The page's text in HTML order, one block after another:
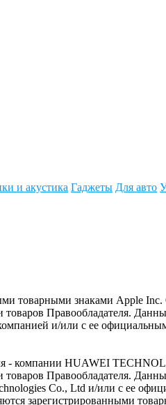
и акустика Гаджеты Для авто
товарными знаками Apple
Правообладателя.
и/или с ее
- компании HUAWEI
Правообладателя.
Co., Ltd и/или с ее
зарегистрированными